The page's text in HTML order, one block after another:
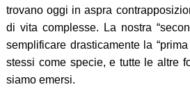
trovano oggi in aspra
di vita complesse. La nostra
semplificare drasticamente la
stessi come specie, e tutte le altre
siamo emersi.